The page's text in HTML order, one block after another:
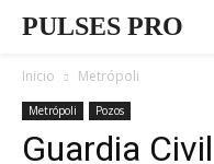
PULSES PRO
Inicio Metrópoli
Metrópoli Pozos
Guardia